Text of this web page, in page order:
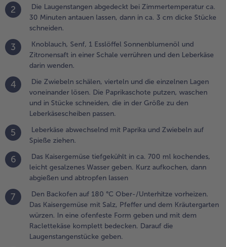
In eine
Form
und mit dem
bedecken.
Auflauf
Minuten
bis
2
Die Laugenstangen abgedeckt bei Zimmertemperatur ca.
30 Minuten antauen lassen, dann in ca. 3 cm dicke Stücke
schneiden.
3
Knoblauch, Senf, 1 Esslöffel Sonnenblumenöl und
Zitronensaft in einer Schale verrühren und den Leberkäse
darin wenden.
4
Die Zwiebeln schälen, vierteln und die einzelnen Lagen
voneinander lösen. Die Paprikaschote putzen, waschen
und in Stücke schneiden, die in der Größe zu den
Leberkäsescheiben passen.
5
Leberkäse abwechselnd mit Paprika und Zwiebeln auf
Spieße ziehen.
6
Das Kaisergemüse tiefgekühlt in ca. 700 ml kochendes,
leicht gesalzenes Wasser geben. Kurz aufkochen, dann
abgießen und abtropfen lassen
7
Den Backofen auf 180 °C Ober-/Unterhitze vorheizen.
Das Kaisergemüse mit Salz, Pfeffer und dem Kräutergarten
würzen. In eine ofenfeste Form geben und mit dem
Raclettekäse komplett bedecken. Darauf die
Laugenstangenstücke geben.